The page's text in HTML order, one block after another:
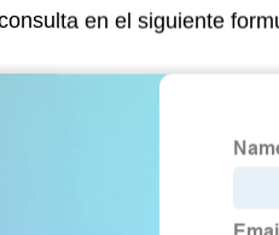
en el siguiente